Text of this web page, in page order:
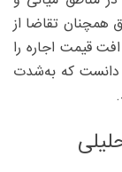
همچنان تقاضا از
قیمت اجاره را
دانست که به‌شدت